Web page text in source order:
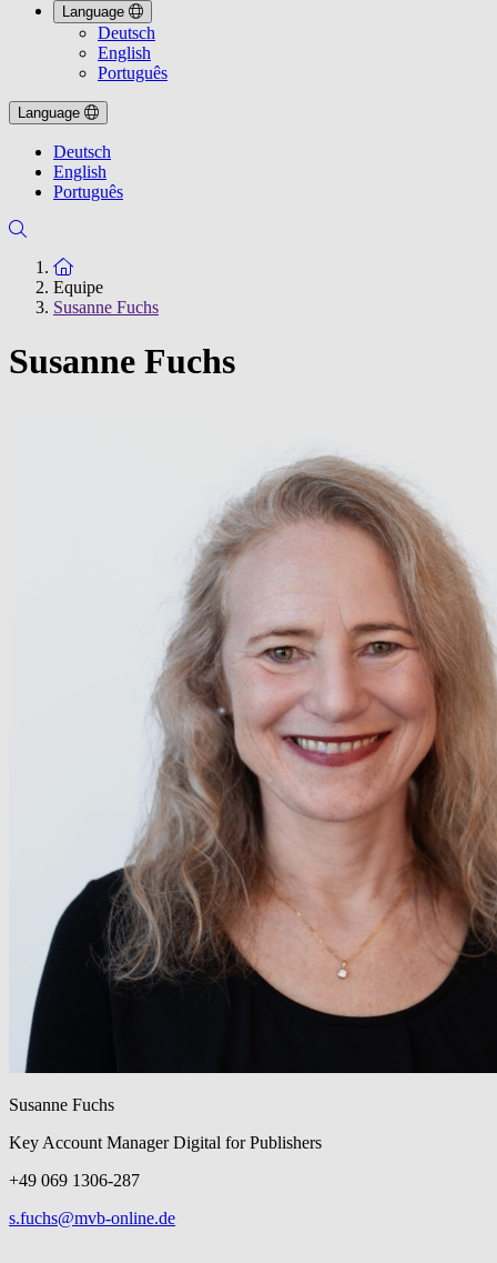
Language
Deutsch
English
Português
Language
Deutsch
English
Português
To the homepage
Equipe
Susanne Fuchs
Susanne Fuchs
Susanne Fuchs
Key Account Manager Digital for Publishers
+49 069 1306-287
s.fuchs@mvb-online.de